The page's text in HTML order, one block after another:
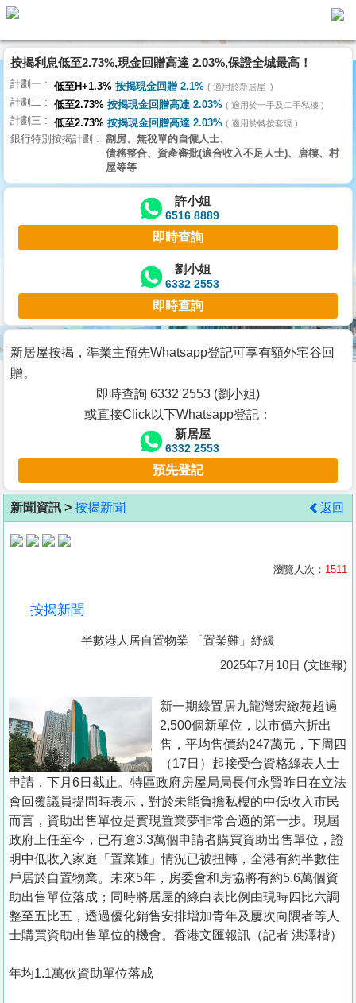
代
理
主
頁
搵
樓/
交
業
主
宅
谷
按
客
地
產
置
業
手
冊
關
於
我
們
按揭利息低至2.73%,現金回贈高達 2.03%,保證全城最高！
計劃一 低至H+1.3% 按揭現金回贈 2.1% 適用於新居屋
計劃二 低至2.73% 按揭現金回贈高達 2.03% 適用於一手及二手私樓
計劃三 低至2.73% 按揭現金回贈高達 2.03% 適用於轉按套現
銀行特別按揭計劃
劏房、無稅單的自僱人士、
債務整合、資產審批(適合收入不足人士)、唐樓、村
屋等等
許小姐
6516 8889
即時查詢
劉小姐
6332 2553
即時查詢
新居屋按揭，準業主預先Whatsapp登記可享有額外宅谷回
贈。
即時查詢 6332 2553 (劉小姐)
或直接Click以下Whatsapp登記：
新居屋
6332 2553
預先登記
新聞資訊 > 按揭新聞 返回
瀏覽人次： 1511
按揭新聞
半數港人居自置物業 「置業難」紓緩
2025年7月10日 (文匯報)
新一期綠置居九龍灣宏緻苑超過
2,500個新單位，以市價六折出
售，平均售價約247萬元，下周四
（17日）起接受合資格綠表人士
申請，下月6日截止。特區政府房屋局局長何永賢昨日在立法
會回覆議員提問時表示，對於未能負擔私樓的中低收入市民
而言，資助出售單位是實現置業夢非常合適的第一步。現屆
政府上任至今，已有逾3.3萬個申請者購買資助出售單位，證
明中低收入家庭「置業難」情況已被扭轉，全港有約半數住
戶居於自置物業。未來5年，房委會和房協將有約5.6萬個資
助出售單位落成；同時將居屋的綠白表比例由現時四比六調
整至五比五，透過優化銷售安排增加青年及屢次向隅者等人
士購買資助出售單位的機會。香港文匯報訊（記者 洪澤楷）
年均1.1萬伙資助單位落成